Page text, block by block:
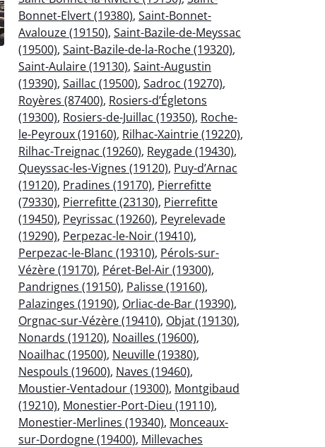
Bonnet-Elvert (19380), Saint-Bonnet-
Avalouze (19150), Saint-Bazile-de-Meyssac
(19500), Saint-Bazile-de-la-Roche (19320),
Saint-Aulaire (19130), Saint-Augustin
(19390), Saillac (19500), Sadroc (19270),
Royères (87400), Rosiers-d’Égletons
(19300), Rosiers-de-Juillac (19350), Roche-
le-Peyroux (19160), Rilhac-Xaintrie (19220),
Rilhac-Treignac (19260), Reygade (19430),
Queyssac-les-Vignes (19120), Puy-d’Arnac
(19120), Pradines (19170), Pierrefitte
(79330), Pierrefitte (23130), Pierrefitte
(19450), Peyrissac (19260), Peyrelevade
(19290), Perpezac-le-Noir (19410),
Perpezac-le-Blanc (19310), Pérols-sur-
Vézère (19170), Péret-Bel-Air (19300),
Pandrignes (19150), Palisse (19160),
Palazinges (19190), Orliac-de-Bar (19390),
Orgnac-sur-Vézère (19410), Objat (19130),
Nonards (19120), Noailles (19600),
Noailhac (19500), Neuville (19380),
Nespouls (19600), Naves (19460),
Moustier-Ventadour (19300), Montgibaud
(19210), Monestier-Port-Dieu (19110),
Monestier-Merlines (19340), Monceaux-
sur-Dordogne (19400), Millevaches